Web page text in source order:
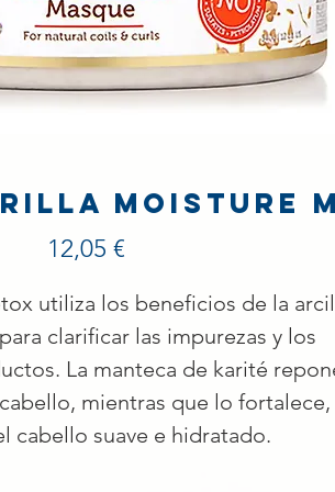
Moisture
12,05 €
utiliza los beneficios de la
clarificar las impurezas y los
La manteca de karité
mientras que lo fortalece,
cabello suave e hidratado.